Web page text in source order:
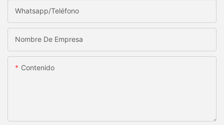
Whatsapp/Teléfono
Nombre De Empresa
Contenido